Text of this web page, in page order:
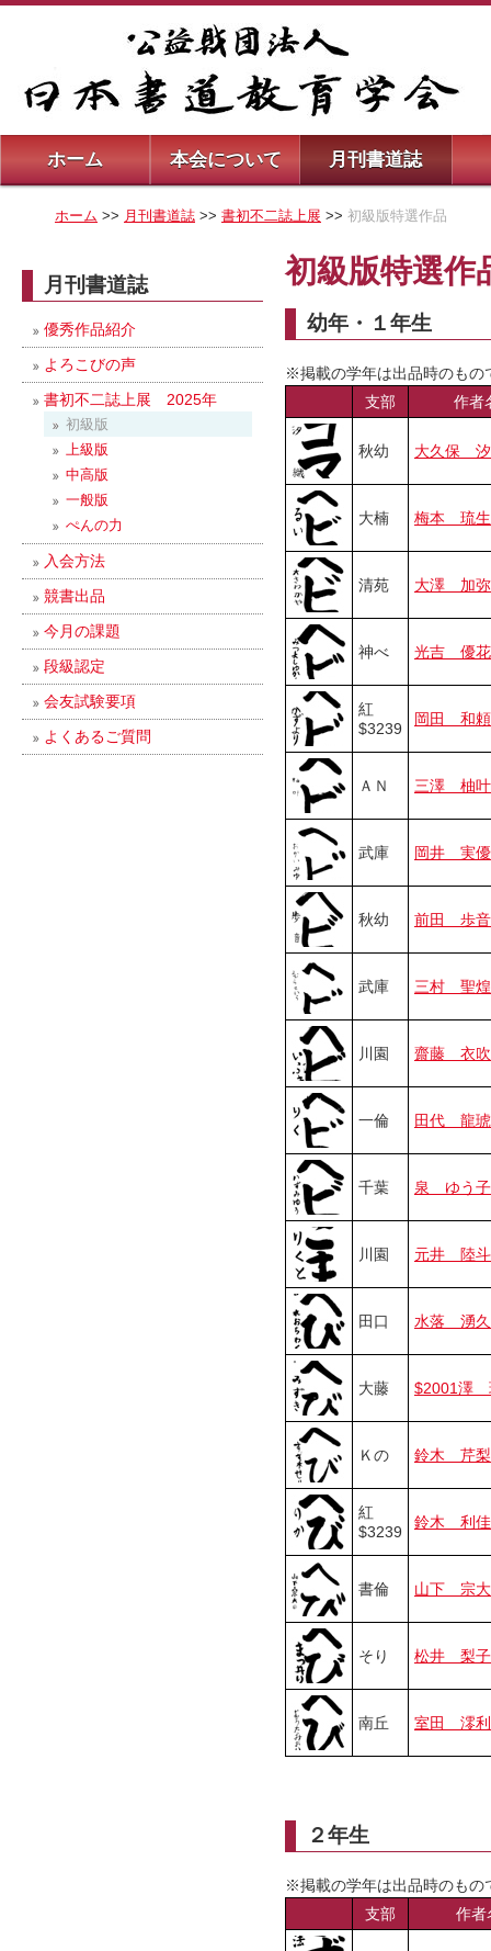
ホーム 本会について 月刊書道誌
ホーム >> 月刊書道誌 >> 書初不二誌上展 >> 初級版特選作品
初級版特選作
幼年・１年生
※掲載の学年は出品時のもの
支部
作者
秋幼 大久保
大楠 梅本 琉生
清苑 大澤 加弥
神べ 光吉 優
紅
$3239
岡田 和頼
ＡＮ 三澤 柚叶
武庫 岡井 実優
秋幼 前田 歩音
武庫 三村 聖煌
川園 齋藤 衣吹
一倫 田代 龍琥
千葉 泉 ゆう子
川園 元井 陸斗
田口 水落 湧久
大藤 $2001澤
Ｋの 鈴木 芹梨
紅
$3239
鈴木 利佳
書倫 山下 宗大
そり 松井 梨子
南丘 室田 澪利
２年生
※掲載の学年は出品時のもの
支部
作者
月刊書道誌
優秀作品紹介
よろこびの声
書初不二誌上展 2025年
初級版
上級版
中高版
一般版
ぺんの力
入会方法
競書出品
今月の課題
段級認定
会友試験要項
よくあるご質問